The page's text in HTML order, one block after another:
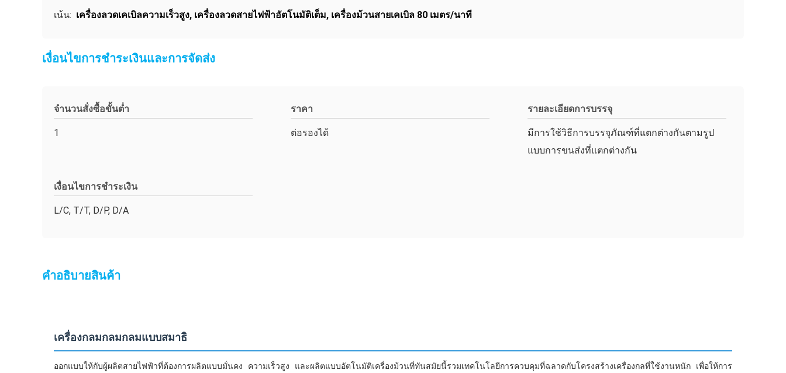
เน้น: เครื่องลวดเคเบิลความเร็วสูง, เครื่องลวดสายไฟฟ้าอัตโนมัติเต็ม, เครื่องม้วนสายเคเบิล 80 เมตร/นาที
เงื่อนไขการชำระเงินและการจัดส่ง
จำนวนสั่งซื้อขั้นต่ำ
1
ราคา
ต่อรองได้
รายละเอียดการบรรจุ
มีการใช้วิธีการบรรจุภัณฑ์ที่แตกต่างกันตามรูป
แบบการขนส่งที่แตกต่างกัน
เงื่อนไขการชำระเงิน
L/C, T/T, D/P, D/A
คําอธิบายสินค้า
เครื่องกลมกลมกลมแบบสมาธิ
ออกแบบให้กับผู้ผลิตสายไฟฟ้าที่ต้องการผลิตแบบมั่นคง ความเร็วสูง และผลิตแบบอัตโนมัติเครื่องม้วนที่ทันสมัยนี้รวมเทคโนโลยีการควบคุมที่ฉลาดกับโครงสร้างเครื่องกลที่ใช้งานหนัก เพื่อให้การ